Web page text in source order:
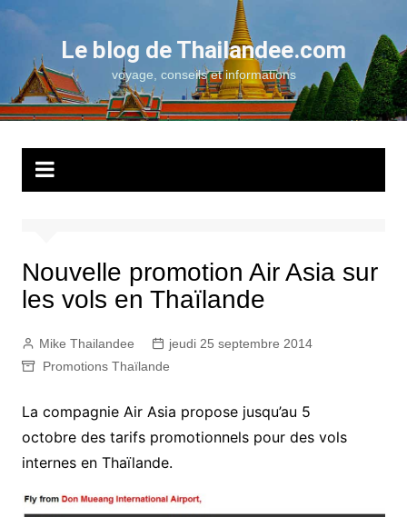
Aller
contenu
Le blog de Thailandee.com
voyage, conseils et informations
Nouvelle promotion Air Asia sur
les vols en Thaïlande
Mike Thailandee
jeudi 25 septembre 2014
Promotions Thaïlande
La compagnie Air Asia propose jusqu’au 5
octobre des tarifs promotionnels pour des vols
internes en Thaïlande.